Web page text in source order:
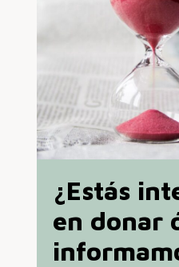
¿Estás
en donar